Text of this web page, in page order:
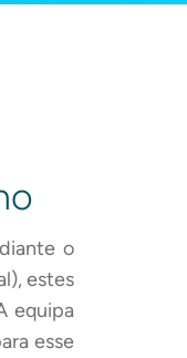
o
estes
equipa
esse